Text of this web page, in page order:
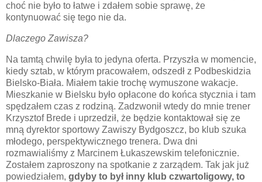
choć nie było to łatwe i zdałem sobie sprawę, że
kontynuować się tego nie da.
Dlaczego Zawisza?
Na tamtą chwilę była to jedyna oferta. Przyszła w momencie,
kiedy sztab, w którym pracowałem, odszedł z Podbeskidzia
Bielsko-Biała. Miałem takie trochę wymuszone wakacje.
Mieszkanie w Bielsku było opłacone do końca stycznia i tam
spędzałem czas z rodziną. Zadzwonił wtedy do mnie trener
Krzysztof Brede i uprzedził, że będzie kontaktował się ze
mną dyrektor sportowy Zawiszy Bydgoszcz, bo klub szuka
młodego, perspektywicznego trenera. Dwa dni
rozmawialiśmy z Marcinem Łukaszewskim telefonicznie.
Zostałem zaproszony na spotkanie z zarządem. Tak jak już
powiedziałem, gdyby to był inny klub czwartoligowy, to